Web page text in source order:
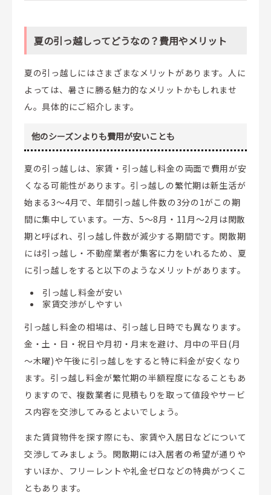
夏の引っ越しってどうなの？費用やメリット
夏の引っ越しにはさまざまなメリットがあります。人に
よっては、暑さに勝る魅力的なメリットかもしれませ
ん。具体的にご紹介します。
他のシーズンよりも費用が安いことも
夏の引っ越しは、家賃・引っ越し料金の両面で費用が安
くなる可能性があります。引っ越しの繁忙期は新生活が
始まる3～4月で、年間引っ越し件数の3分の1がこの期
間に集中しています。一方、5～8月・11月～2月は閑散
期と呼ばれ、引っ越し件数が減少する期間です。閑散期
には引っ越し・不動産業者が集客に力をいれるため、夏
に引っ越しをすると以下のようなメリットがあります。
引っ越し料金が安い
家賃交渉がしやすい
引っ越し料金の相場は、引っ越し日時でも異なります。
金・土・日・祝日や月初・月末を避け、月中の平日(月
～木曜)や午後に引っ越しをすると特に料金が安くなり
ます。引っ越し料金が繁忙期の半額程度になることもあ
りますので、複数業者に見積もりを取って値段やサービ
ス内容を交渉してみるとよいでしょう。
また賃貸物件を探す際にも、家賃や入居日などについて
交渉してみましょう。閑散期には入居者の希望が通りや
すいほか、フリーレントや礼金ゼロなどの特典がつくこ
ともあります。